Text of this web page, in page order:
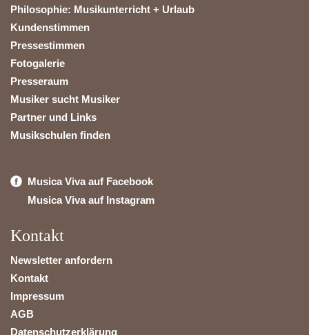
Philosophie: Musikunterricht + Urlaub
Kundenstimmen
Pressestimmen
Fotogalerie
Presseraum
Musiker sucht Musiker
Partner und Links
Musikschulen finden
Musica Viva auf Facebook
Musica Viva auf Instagram
Kontakt
Newsletter anfordern
Kontakt
Impressum
AGB
Datenschutzerklärung